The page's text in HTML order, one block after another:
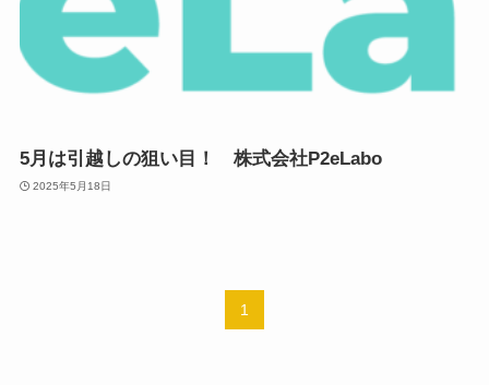
5月は引越しの狙い目！ 株式会社P2eLabo
2025年5月18日
1